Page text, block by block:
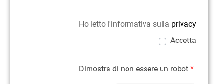
Ho letto l'informativa sulla privacy
Accetta
Dimostra di non essere un robot *